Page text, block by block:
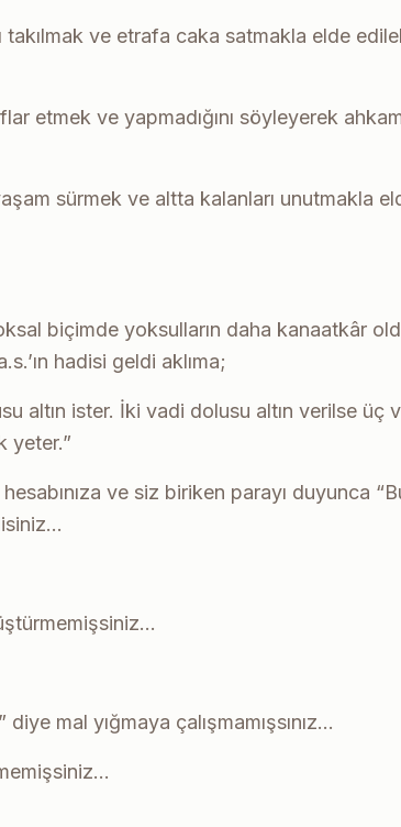
ve etrafa caka satmakla elde
etmek ve yapmadığını söyleyerek
sürmek ve altta kalanları unutmakla
biçimde yoksulların daha kanaatkâr
hadisi geldi aklıma;
altın ister. İki vadi dolusu altın verilse üç
yeter.”
ve siz biriken parayı duyunca
mal yığmaya çalışmamışsınız…